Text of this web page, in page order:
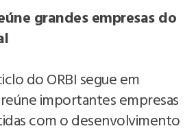
grandes empresas do
do ORBI segue em
importantes empresas
com o desenvolvimento